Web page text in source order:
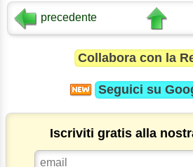
precedente
Collabora con la
Seguici su
Iscriviti gratis alla